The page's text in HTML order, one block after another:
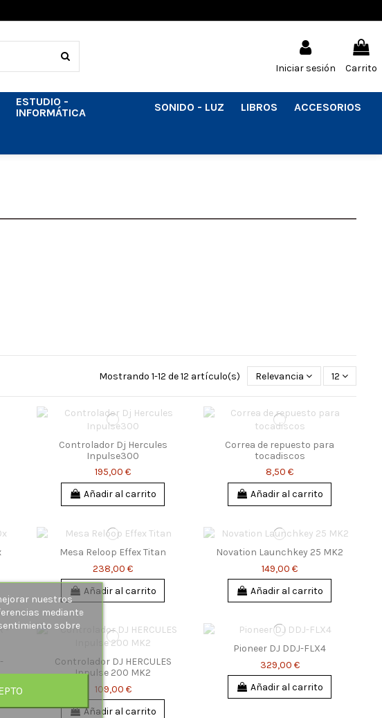
Iniciar sesión Carrito
ESTUDIO -
INFORMÁTICA
SONIDO - LUZ LIBROS ACCESORIOS
Mostrando 1-12 de 12 artículo(s) Relevancia 12
Controlador Dj Hercules
Inpulse300
195,00 €
Añadir al carrito
Correa de repuesto para
tocadiscos
8,50 €
Añadir al carrito
Mesa Reloop Effex Titan
238,00 €
Añadir al carrito
Novation Launchkey 25 MK2
149,00 €
Añadir al carrito
Controlador DJ HERCULES
Inpulse 200 MK2
109,00 €
Añadir al carrito
Pioneer DJ DDJ-FLX4
329,00 €
Añadir al carrito
nuestros
mediante
sobre